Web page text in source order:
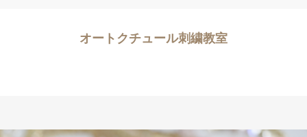
オートクチュール刺繍教室